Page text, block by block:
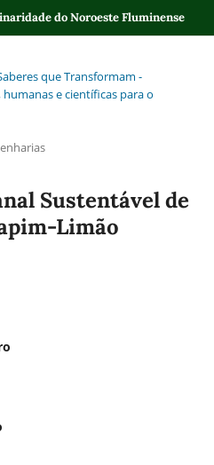
do Noroeste Fluminense
que Transformam -
e científicas para o
Sustentável de
Limão